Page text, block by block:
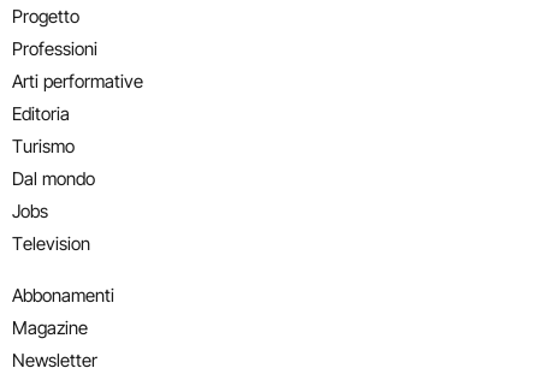
Progetto
Professioni
Arti performative
Editoria
Turismo
Dal mondo
Jobs
Television
Abbonamenti
Magazine
Newsletter